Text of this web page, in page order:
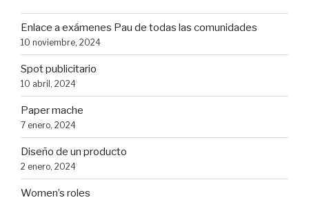
Enlace a exámenes Pau de todas las comunidades
10 noviembre, 2024
Spot publicitario
10 abril, 2024
Paper mache
7 enero, 2024
Diseño de un producto
2 enero, 2024
Women’s roles